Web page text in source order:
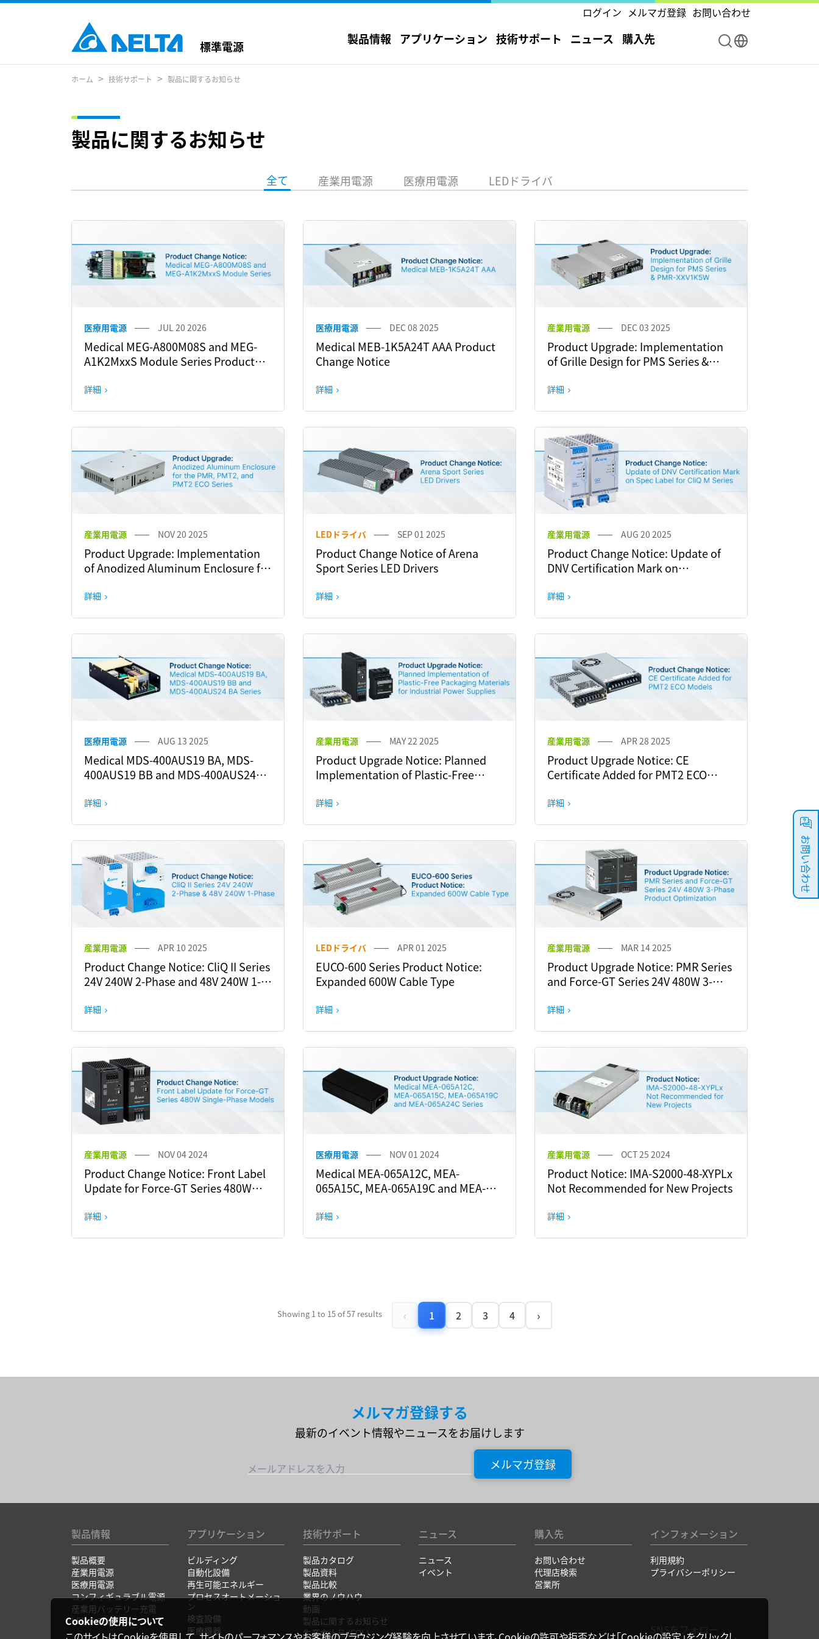
ログイン メルマガ登録 お問い合わせ
標準電源 製品情報 アプリケーション 技術サポート ニュース 購入先
お問い合わせ
ホーム 技術サポート 製品に関するお知らせ
製品に関するお知らせ
全て 産業用電源 医療用電源 LEDドライバ
医療用電源 JUL 20 2026
Medical MEG-A800M08S and MEG-
A1K2MxxS Module Series Product
詳細
医療用電源 DEC 08 2025
Medical MEB-1K5A24T AAA Product
Change Notice
詳細
産業用電源 DEC 03 2025
Product Upgrade: Implementation
of Grille Design for PMS Series &
詳細
産業用電源 NOV 20 2025
Product Upgrade: Implementation
of Anodized Aluminum Enclosure for
Series
詳細
LEDドライバ SEP 01 2025
Product Change Notice of Arena
Sport Series LED Drivers
詳細
産業用電源 AUG 20 2025
Product Change Notice: Update of
DNV Certification Mark on
詳細
医療用電源 AUG 13 2025
Medical MDS-400AUS19 BA, MDS-
400AUS19 BB and MDS-400AUS24
詳細
産業用電源 MAY 22 2025
Product Upgrade Notice: Planned
Implementation of Plastic-Free
Power Supplies
詳細
産業用電源 APR 28 2025
Product Upgrade Notice: CE
Certificate Added for PMT2 ECO
詳細
産業用電源 APR 10 2025
Product Change Notice: CliQ II Series
24V 240W 2-Phase and 48V 240W 1-
詳細
LEDドライバ APR 01 2025
EUCO-600 Series Product Notice:
Expanded 600W Cable Type
詳細
産業用電源 MAR 14 2025
Product Upgrade Notice: PMR Series
and Force-GT Series 24V 480W 3-
詳細
産業用電源 NOV 04 2024
Product Change Notice: Front Label
Update for Force-GT Series 480W
詳細
医療用電源 NOV 01 2024
Medical MEA-065A12C, MEA-
065A15C, MEA-065A19C and MEA-
詳細
産業用電源 OCT 25 2024
Product Notice: IMA-S2000-48-XYPLx
Not Recommended for New Projects
詳細
Showing 1to 15of57results ‹ 1 2 3 4 ›
メルマガ登録する
最新のイベント情報やニュースをお届けします
メールアドレスを入力 メルマガ登録
製品情報
製品概要
産業用電源
医療用電源
コンフィギュラブル電源
産業用バッテリー充電
LEDドライバ
アプリケーション
ビルディング
自動化設備
再生可能エネルギー
プロセスオートメーショ
ン
検査設備
医療機器
技術サポート
製品カタログ
製品資料
製品比較
業界のノウハウ
動画
製品に関するお知らせ
生産中止品 (EOL)
ニュース
ニュース
イベント
購入先
お問い合わせ
代理店検索
営業所
インフォメーション
利用規約
プライバシーポリシー
SNSをフォロー
Cookieの使用について